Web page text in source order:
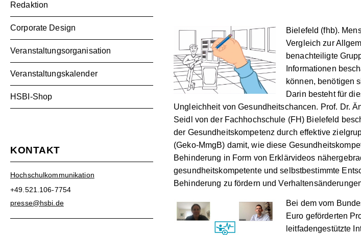
Bielefeld (fhb).
Vergleich zur
benachteiligte
Informationen
können, benötigen
Darin besteht für
Ungleichheit von Gesundheitschancen. Prof. Dr.
Seidl von der Fachhochschule (FH) Bielefeld
der Gesundheitskompetenz durch effektive
(Geko-MmgB) damit, wie diese
Behinderung in Form von Erklärvideos
gesundheitskompetente und selbstbestimmte
Behinderung zu fördern und
Bei dem vom
Euro geförderten
leitfadengestützte
Redaktion
Corporate Design
Veranstaltungsorganisation
Veranstaltungskalender
HSBI-Shop
KONTAKT
Hochschulkommunikation
+49.521.106-7754
presse@hsbi.de